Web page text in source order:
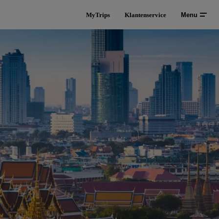
MyTrips Klantenservice Menu